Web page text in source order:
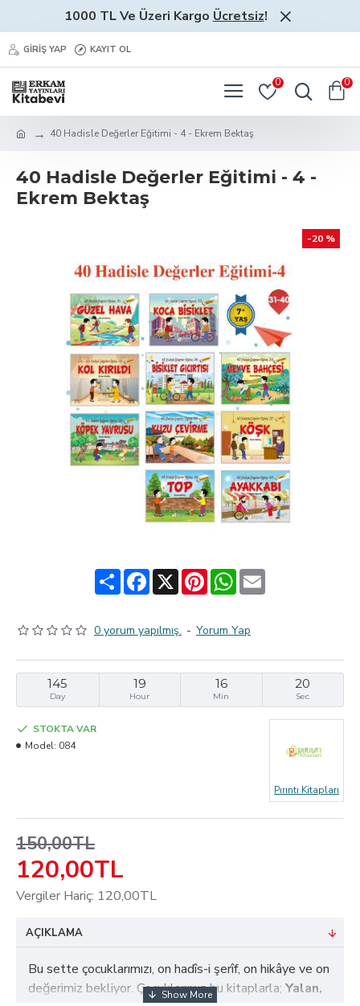
1000 TL Ve Üzeri Kargo Ücretsiz!
GIRIŞ YAP KAYIT OL
0 0
40 Hadisle Değerler Eğitimi - 4 - Ekrem Bektaş
40 Hadisle Değerler Eğitimi - 4 -
Ekrem Bektaş
-20 %
ShareFacebook
X PinterestWhatsApp
Email
0 yorum yapılmış. - Yorum Yap
145
Day
19
Hour
16
Min
19
Sec
120,00TL
150,00TL
Vergiler Hariç: 120,00TL
STOKTA VAR
Model: 084
Pırıntı Kitapları
AÇIKLAMA
Bu sette çocuklarımızı, on hadîs-i şerîf, on hikâye ve on
değerimiz bekliyor. Çocuklarımız bu kitaplarla; Yalan,